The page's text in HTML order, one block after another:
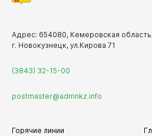
Адрес: 654080, Кемеровская
г. Новокузнецк, ул.Кирова 71
(3843) 32-15-00
postmaster@admnkz.info
Горячие линии